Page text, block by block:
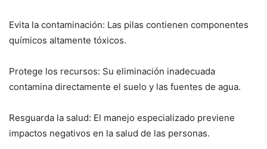
Evita la contaminación: Las pilas contienen componentes
químicos altamente tóxicos.
Protege los recursos: Su eliminación inadecuada
contamina directamente el suelo y las fuentes de agua.
Resguarda la salud: El manejo especializado previene
impactos negativos en la salud de las personas.